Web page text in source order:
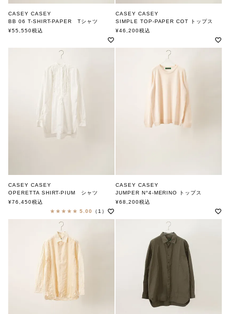
CASEY CASEY
BB 06 T-SHIRT-PAPER Tシャツ
ケーシーケーシー
¥55,550税込
CASEY CASEY
SIMPLE TOP-PAPER COT トップス
ケーシーケーシー
¥46,200税込
CASEY CASEY
OPERETTA SHIRT-PIUM シャツ
ケーシーケーシー
¥76,450税込
5.00
（1）
CASEY CASEY
JUMPER N°4-MERINO トップス
ケーシーケーシー
¥68,200税込